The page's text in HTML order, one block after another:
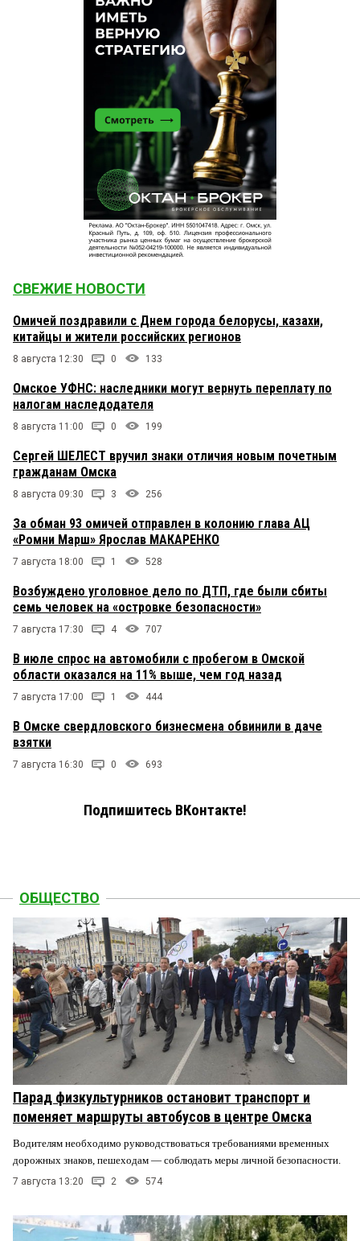
СВЕЖИЕ НОВОСТИ
Омичей поздравили с Днем города белорусы, казахи,
китайцы и жители российских регионов
8 августа 12:30 0 133
Омское УФНС: наследники могут вернуть переплату по
налогам наследодателя
8 августа 11:00 0 199
Сергей ШЕЛЕСТ вручил знаки отличия новым почетным
гражданам Омска
8 августа 09:30 3 256
За обман 93 омичей отправлен в колонию глава АЦ
«Ромни Марш» Ярослав МАКАРЕНКО
7 августа 18:00 1 528
Возбуждено уголовное дело по ДТП, где были сбиты
семь человек на «островке безопасности»
7 августа 17:30 4 707
В июле спрос на автомобили с пробегом в Омской
области оказался на 11% выше, чем год назад
7 августа 17:00 1 444
В Омске свердловского бизнесмена обвинили в даче
взятки
7 августа 16:30 0 693
Подпишитесь ВКонтакте!
ОБЩЕСТВО
Парад физкультурников остановит транспорт и
поменяет маршруты автобусов в центре Омска
Водителям необходимо руководствоваться требованиями временных
дорожных знаков, пешеходам — соблюдать меры личной безопасности.
7 августа 13:20 2 574